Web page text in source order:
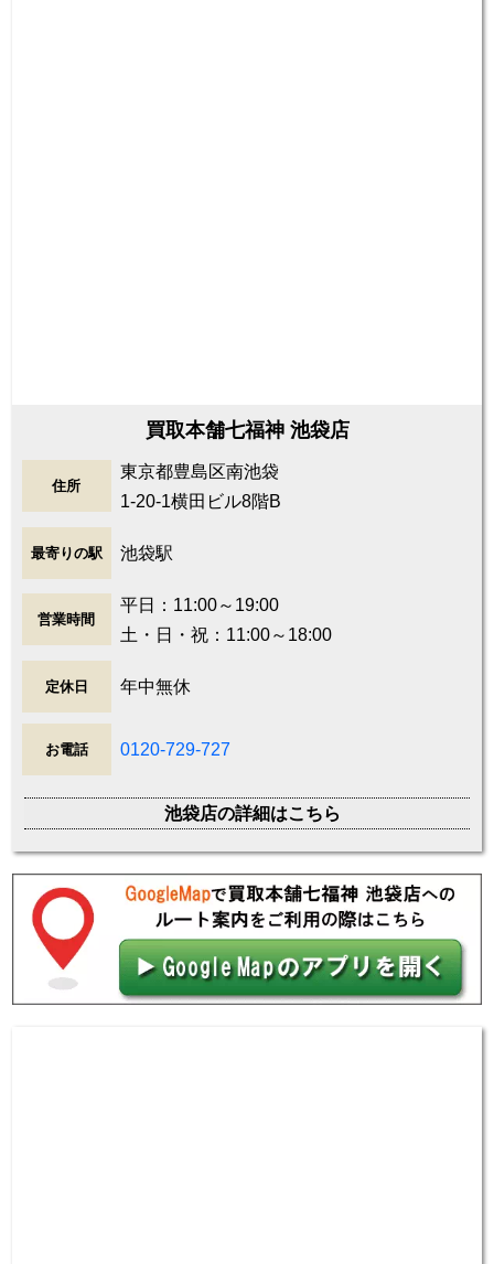
買取本舗七福神 池袋店
住所
東京都豊島区南池袋
1-20-1横田ビル8階B
最寄りの駅 池袋駅
営業時間
平日：11:00～19:00
土・日・祝：11:00～18:00
定休日 年中無休
お電話 0120-729-727
池袋店の詳細はこちら